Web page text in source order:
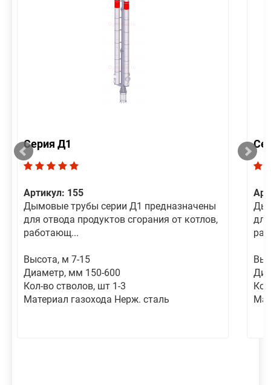
Серия Д1
Артикул: 155
Дымовые трубы серии Д1 предназначены
для отвода продуктов сгорания от котлов,
работающ...
Высота, м 7-15
Диаметр, мм 150-600
Кол-во стволов, шт 1-3
Материал газохода Нерж. сталь